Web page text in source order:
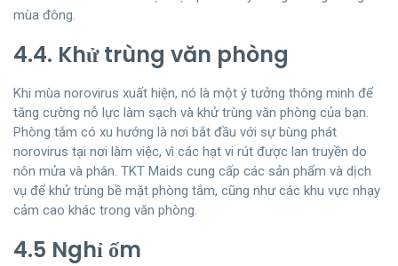
mùa đông.
4.4. Khử trùng văn phòng
Khi mùa norovirus xuất hiện, nó là một ý tưởng thông minh để
tăng cường nỗ lực làm sạch và khử trùng văn phòng của bạn.
Phòng tắm có xu hướng là nơi bắt đầu với sự bùng phát
norovirus tại nơi làm việc, vì các hạt vi rút được lan truyền do
nôn mửa và phân. TKT Maids cung cấp các sản phẩm và dịch
vụ để khử trùng bề mặt phòng tắm, cũng như các khu vực nhạy
cảm cao khác trong văn phòng.
4.5 Nghỉ ốm